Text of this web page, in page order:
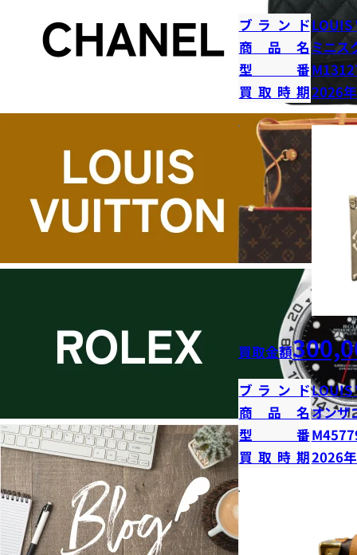
ブランドLOUIS
商品名ミニス
型番
買取時期2026
買取金額
ブランドLOUIS
商品名オンザ
型番
買取時期2026